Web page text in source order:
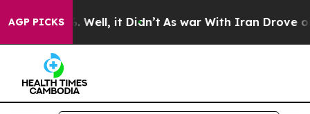
AGP PICKS
40%. Well, it Didn’t As war With Iran Drove oil